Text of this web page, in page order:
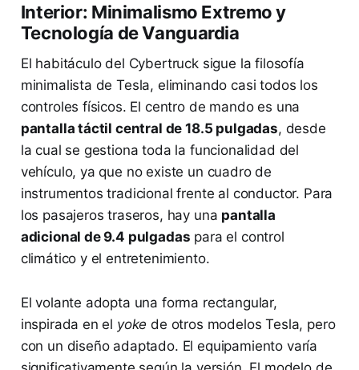
Interior: Minimalismo Extremo y
Tecnología de Vanguardia
El habitáculo del Cybertruck sigue la filosofía
minimalista de Tesla, eliminando casi todos los
controles físicos. El centro de mando es una
pantalla táctil central de 18.5 pulgadas, desde
la cual se gestiona toda la funcionalidad del
vehículo, ya que no existe un cuadro de
instrumentos tradicional frente al conductor. Para
los pasajeros traseros, hay una pantalla
adicional de 9.4 pulgadas para el control
climático y el entretenimiento.
El volante adopta una forma rectangular,
inspirada en el yoke de otros modelos Tesla, pero
con un diseño adaptado. El equipamiento varía